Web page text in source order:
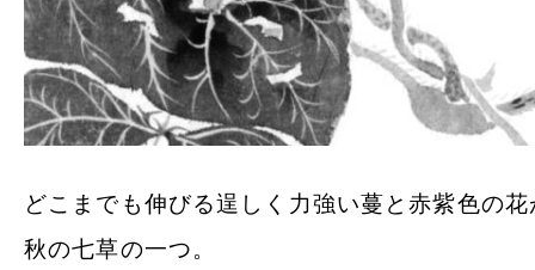
どこまでも伸びる逞しく力強い蔓と赤紫色の
秋の七草の一つ。